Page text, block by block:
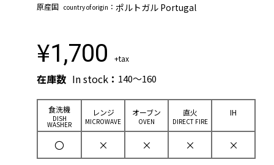
原産国 country of origin ： ポルトガル Portugal
¥1,700 +tax
在庫数 In stock ： 140～160
⾷洗機
DISH
WASHER
レンジ
MICROWAVE
オーブン
OVEN
直⽕
DIRECT FIRE
IH
〇 × × × ×